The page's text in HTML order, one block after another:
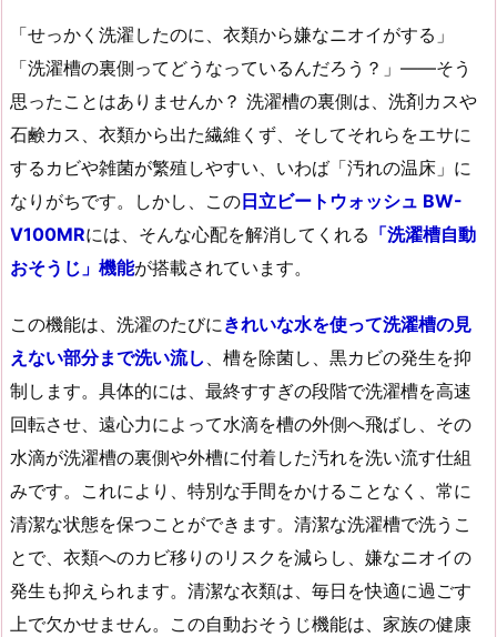
「せっかく洗濯したのに、衣類から嫌なニオイがする」
「洗濯槽の裏側ってどうなっているんだろう？」――そう
思ったことはありませんか？ 洗濯槽の裏側は、洗剤カスや
石鹸カス、衣類から出た繊維くず、そしてそれらをエサに
するカビや雑菌が繁殖しやすい、いわば「汚れの温床」に
なりがちです。しかし、この日立ビートウォッシュ BW-
V100MRには、そんな心配を解消してくれる 「洗濯槽自動
おそうじ」機能が搭載されています。
この機能は、洗濯のたびにきれいな水を使って洗濯槽の見
えない部分まで洗い流し 、槽を除菌し、黒カビの発生を抑
制します。具体的には、最終すすぎの段階で洗濯槽を高速
回転させ、遠心力によって水滴を槽の外側へ飛ばし、その
水滴が洗濯槽の裏側や外槽に付着した汚れを洗い流す仕組
みです。これにより、特別な手間をかけることなく、常に
清潔な状態を保つことができます。清潔な洗濯槽で洗うこ
とで、衣類へのカビ移りのリスクを減らし、嫌なニオイの
発生も抑えられます。清潔な衣類は、毎日を快適に過ごす
上で欠かせません。この自動おそうじ機能は、家族の健康